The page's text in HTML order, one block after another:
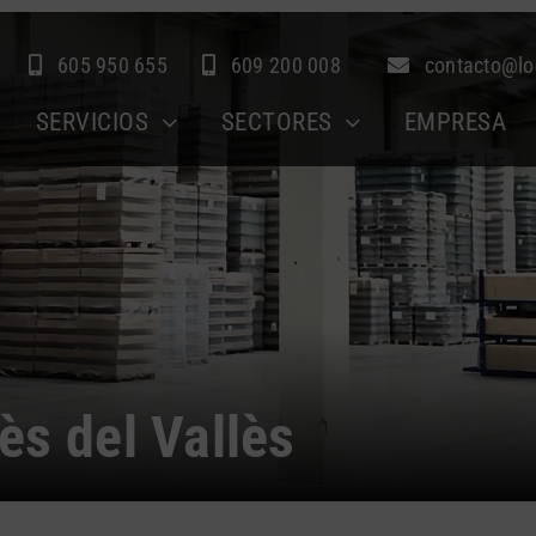
605 950 655 609 200 008
SERVICIOS SECTORES EMPRESA
del Vallès